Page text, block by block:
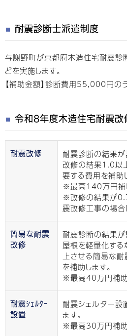
耐震診断士派遣制度
与謝野町が京都府木造住宅耐震診
どを実施します。
【補助金額】診断費用55,000円の
令和8年度木造住宅耐震改
耐震改修
耐震診断の結果が
改修の結果1.0以
要する費用を補助
※最高140万円補
※改修の結果が
震改修工事の場
簡易な耐震
改修
耐震診断の結果が
屋根を軽量化する
上させる簡易な
を補助します。
※最高40万円補助
耐震ｼｪﾙﾀｰ
設置
耐震シェルター設
ます。
※最高30万円補助